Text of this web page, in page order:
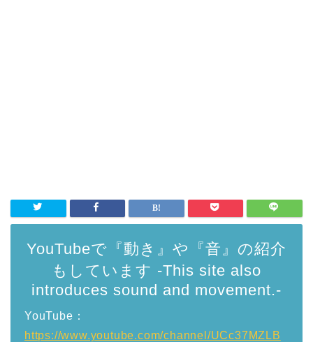
YouTubeで『動き』や『音』の紹介
もしています -This site also
introduces sound and movement.-
YouTube：
https://www.youtube.com/channel/UCc37MZLB